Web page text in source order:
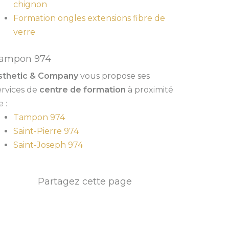
chignon
Formation ongles extensions fibre de
verre
974
& Company vous propose ses
de centre de formation à proximité
:
Tampon 974
Saint-Pierre 974
Saint-Joseph 974